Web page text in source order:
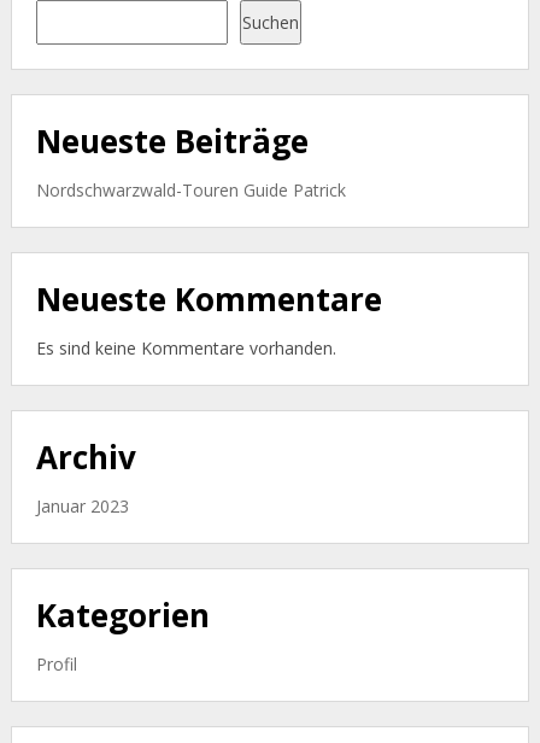
Suchen
Neueste Beiträge
Nordschwarzwald-Touren Guide Patrick
Neueste Kommentare
Es sind keine Kommentare vorhanden.
Archiv
Januar 2023
Kategorien
Profil